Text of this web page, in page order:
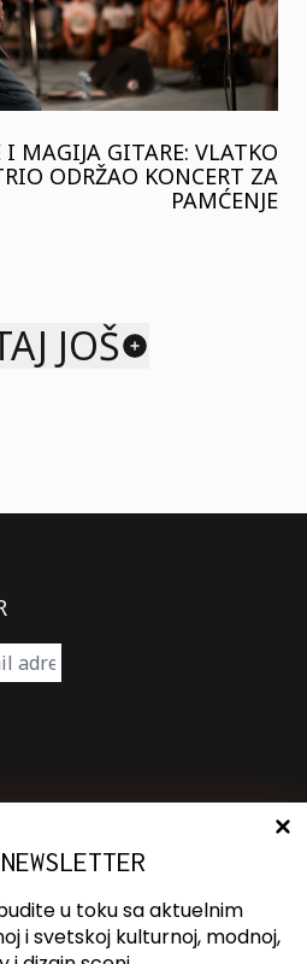
I MAGIJA GITARE: VLATKO
ODRŽAO KONCERT ZA
PAMĆENJE
JOŠ
u toku sa aktuelnim
i svetskoj kulturnoj, modnoj,